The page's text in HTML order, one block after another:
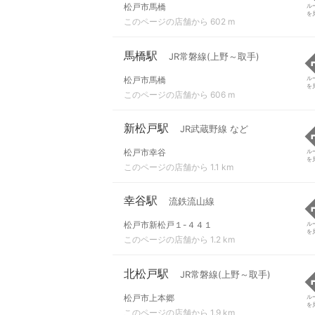
松戸市馬橋
このページの店舗から 602 m
ル
を
馬橋駅 JR常磐線(上野～取手)
松戸市馬橋
このページの店舗から 606 m
ル
を
新松戸駅 JR武蔵野線 など
松戸市幸谷
このページの店舗から 1.1 km
ル
を
幸谷駅 流鉄流山線
松戸市新松戸１-４４１
このページの店舗から 1.2 km
ル
を
北松戸駅 JR常磐線(上野～取手)
松戸市上本郷
このページの店舗から 1.9 km
ル
を